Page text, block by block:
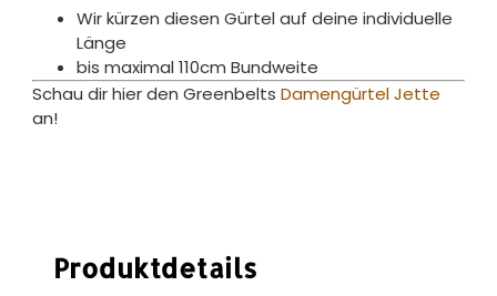
Wir kürzen diesen Gürtel auf deine individuelle
Länge
bis maximal 110cm Bundweite
Schau dir hier den GreenbeltsDamengürtel Jette
an!
Produktdetails